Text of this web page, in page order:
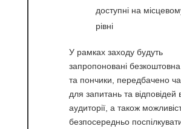
доступні на
рівні
У рамках заходу будуть
запропоновані
та пончики, передбачено
для запитань та відповідей
аудиторії, а також
безпосередньо